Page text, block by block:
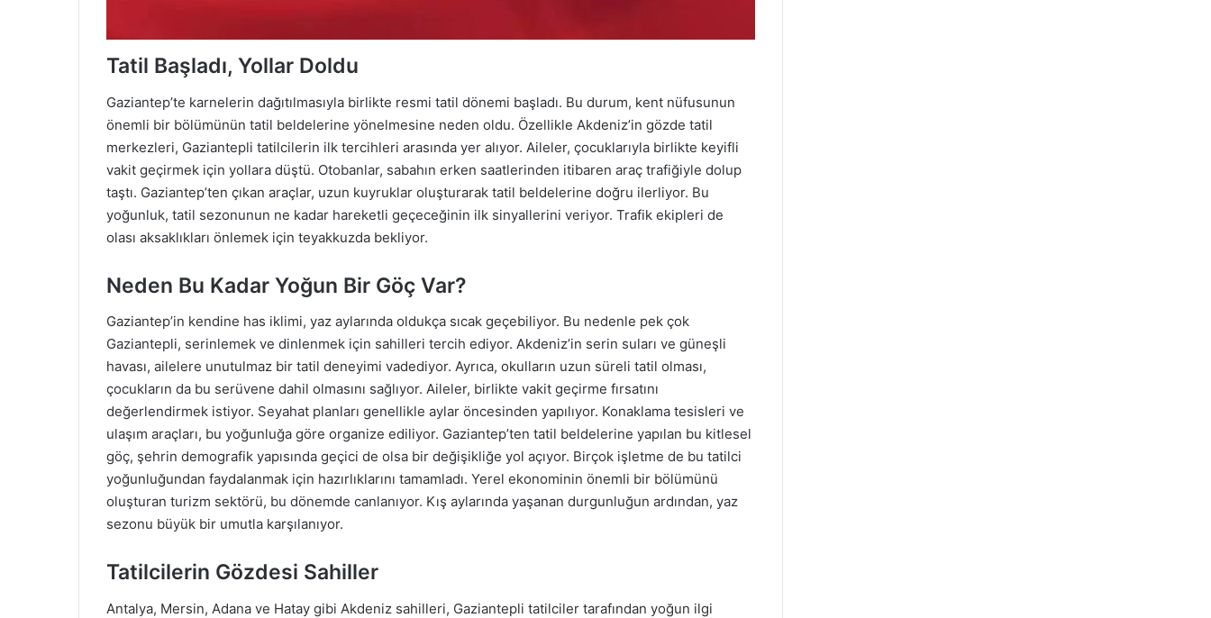
Tatil Başladı, Yollar Doldu
Gaziantep’te karnelerin dağıtılmasıyla birlikte resmi tatil dönemi başladı. Bu durum, kent nüfusunun
önemli bir bölümünün tatil beldelerine yönelmesine neden oldu. Özellikle Akdeniz’in gözde tatil
merkezleri, Gaziantepli tatilcilerin ilk tercihleri arasında yer alıyor. Aileler, çocuklarıyla birlikte keyifli
vakit geçirmek için yollara düştü. Otobanlar, sabahın erken saatlerinden itibaren araç trafiğiyle dolup
taştı. Gaziantep’ten çıkan araçlar, uzun kuyruklar oluşturarak tatil beldelerine doğru ilerliyor. Bu
yoğunluk, tatil sezonunun ne kadar hareketli geçeceğinin ilk sinyallerini veriyor. Trafik ekipleri de
olası aksaklıkları önlemek için teyakkuzda bekliyor.
Neden Bu Kadar Yoğun Bir Göç Var?
Gaziantep’in kendine has iklimi, yaz aylarında oldukça sıcak geçebiliyor. Bu nedenle pek çok
Gaziantepli, serinlemek ve dinlenmek için sahilleri tercih ediyor. Akdeniz’in serin suları ve güneşli
havası, ailelere unutulmaz bir tatil deneyimi vadediyor. Ayrıca, okulların uzun süreli tatil olması,
çocukların da bu serüvene dahil olmasını sağlıyor. Aileler, birlikte vakit geçirme fırsatını
değerlendirmek istiyor. Seyahat planları genellikle aylar öncesinden yapılıyor. Konaklama tesisleri ve
ulaşım araçları, bu yoğunluğa göre organize ediliyor. Gaziantep’ten tatil beldelerine yapılan bu kitlesel
göç, şehrin demografik yapısında geçici de olsa bir değişikliğe yol açıyor. Birçok işletme de bu tatilci
yoğunluğundan faydalanmak için hazırlıklarını tamamladı. Yerel ekonominin önemli bir bölümünü
oluşturan turizm sektörü, bu dönemde canlanıyor. Kış aylarında yaşanan durgunluğun ardından, yaz
sezonu büyük bir umutla karşılanıyor.
Tatilcilerin Gözdesi Sahiller
Antalya, Mersin, Adana ve Hatay gibi Akdeniz sahilleri, Gaziantepli tatilciler tarafından yoğun ilgi